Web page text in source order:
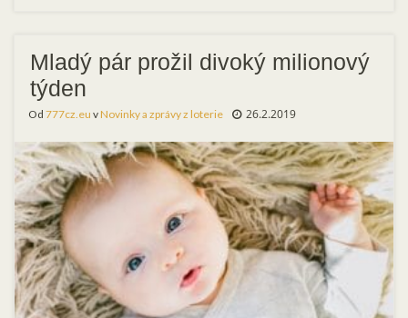
Mladý pár prožil divoký milionový
týden
Od 777cz.eu vNovinky a zprávy z loterie 26.2.2019